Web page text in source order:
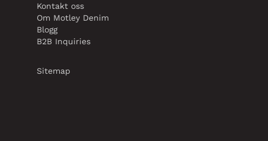
Kontakt oss
Om Motley Denim
Blogg
B2B Inquiries
Sitemap